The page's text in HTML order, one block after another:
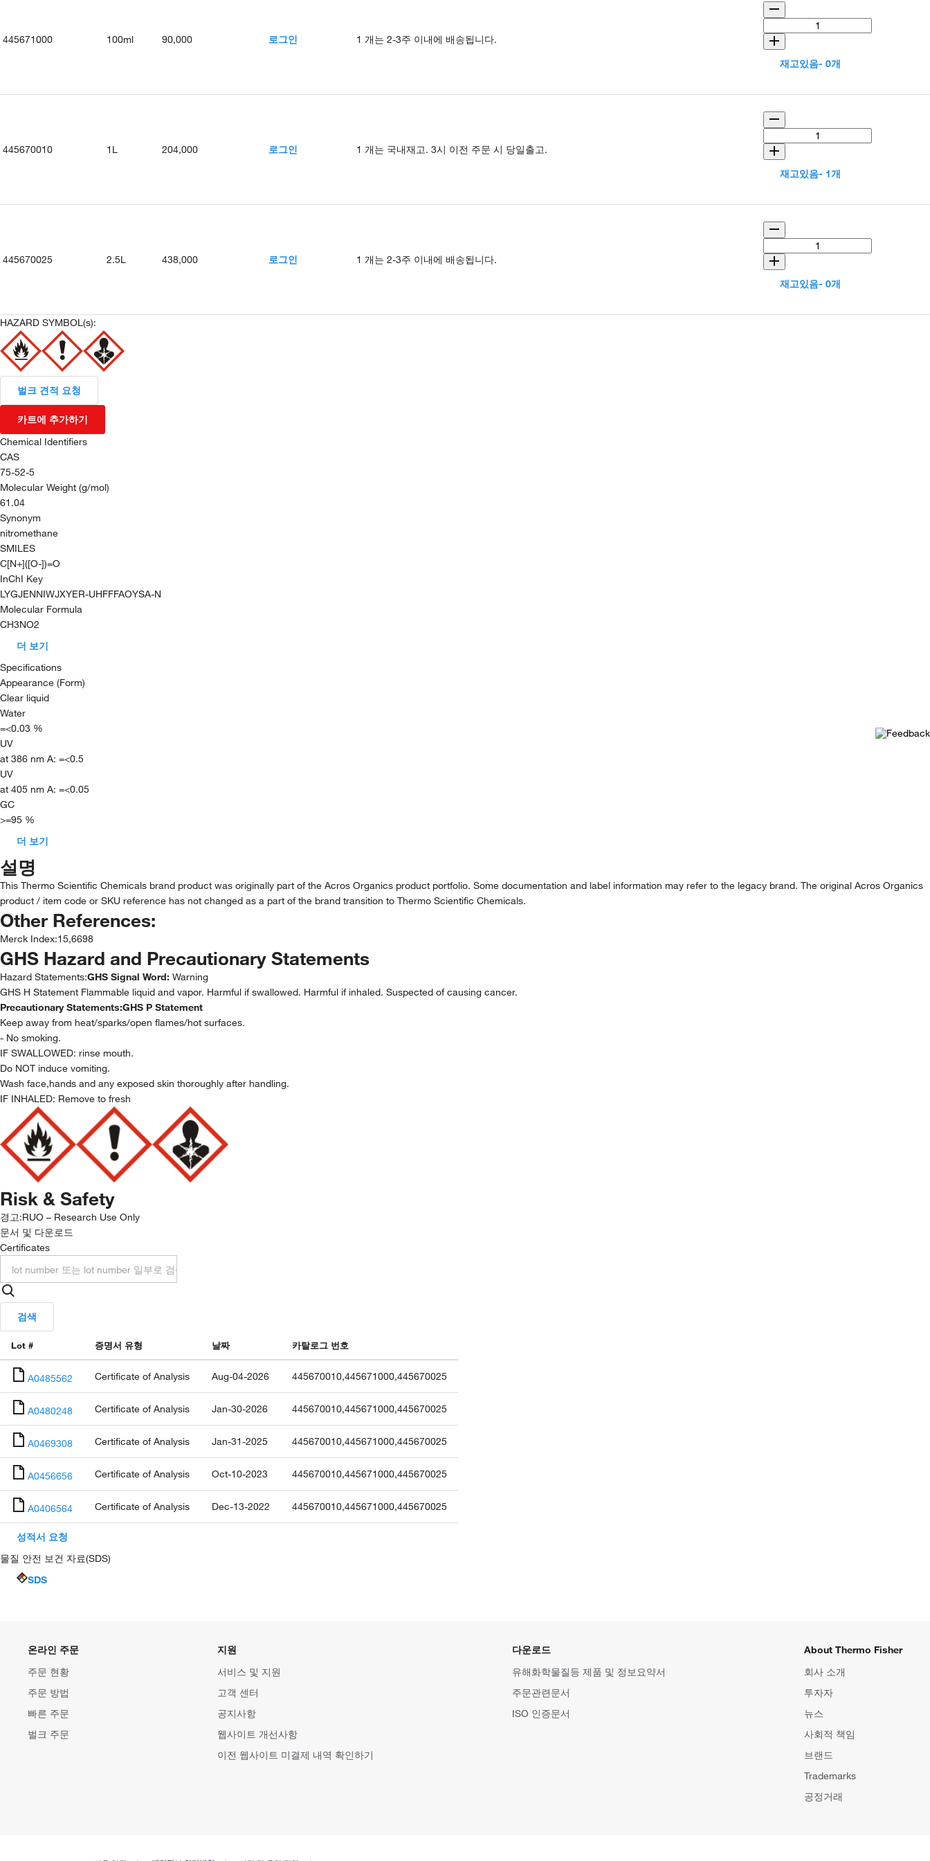
445671000 100ml 90,000 로그인 1 개는 2-3주 이내에 배송됩니다.
재고있음- 0개
445670010 1L 204,000 로그인 1 개는 국내재고. 3시 이전 주문 시 당일출고.
재고있음- 1개
445670025 2.5L 438,000 로그인 1 개는 2-3주 이내에 배송됩니다.
재고있음- 0개
HAZARD SYMBOL(s):
벌크 견적 요청
카트에 추가하기
Chemical Identifiers
CAS
75-52-5
Molecular Weight (g/mol)
61.04
Synonym
nitromethane
SMILES
C[N+]([O-])=O
InChI Key
LYGJENNIWJXYER-UHFFFAOYSA-N
Molecular Formula
CH3NO2
더 보기
Specifications
Appearance (Form)
Clear liquid
Water
=<0.03 %
UV
at 386 nm A: =<0.5
UV
at 405 nm A: =<0.05
GC
>=95 %
더 보기
설명
This Thermo Scientific Chemicals brand product was originally part of the Acros Organics product portfolio. Some documentation and label information may refer to the legacy brand. The original Acros Organics
product / item code or SKU reference has not changed as a part of the brand transition to Thermo Scientific Chemicals.
Other References:
Merck Index:15,6698
GHS Hazard and Precautionary Statements
Hazard Statements:GHS Signal Word: Warning
GHS H Statement Flammable liquid and vapor. Harmful if swallowed. Harmful if inhaled. Suspected of causing cancer.
Precautionary Statements:GHS P Statement
Keep away from heat/sparks/open flames/hot surfaces.
- No smoking.
IF SWALLOWED: rinse mouth.
Do NOT induce vomiting.
Wash face,hands and any exposed skin thoroughly after handling.
IF INHALED: Remove to fresh
Risk & Safety
경고:RUO – Research Use Only
문서 및 다운로드
Certificates
검색
Lot # 증명서 유형 날짜 카탈로그 번호
A0485562 Certificate of Analysis Aug-04-2026 445670010,445671000,445670025
A0480248 Certificate of Analysis Jan-30-2026 445670010,445671000,445670025
A0469308 Certificate of Analysis Jan-31-2025 445670010,445671000,445670025
A0456656 Certificate of Analysis Oct-10-2023 445670010,445671000,445670025
A0406564 Certificate of Analysis Dec-13-2022 445670010,445671000,445670025
성적서 요청
물질 안전 보건 자료(SDS)
SDS
온라인 주문
주문 현황
주문 방법
빠른 주문
벌크 주문
지원
서비스 및 지원
고객 센터
공지사항
웹사이트 개선사항
이전 웹사이트 미결제 내역 확인하기
다운로드
유해화학물질등 제품 및 정보요약서
주문관련문서
ISO 인증문서
About Thermo Fisher
회사 소개
투자자
뉴스
사회적 책임
브랜드
Trademarks
공정거래